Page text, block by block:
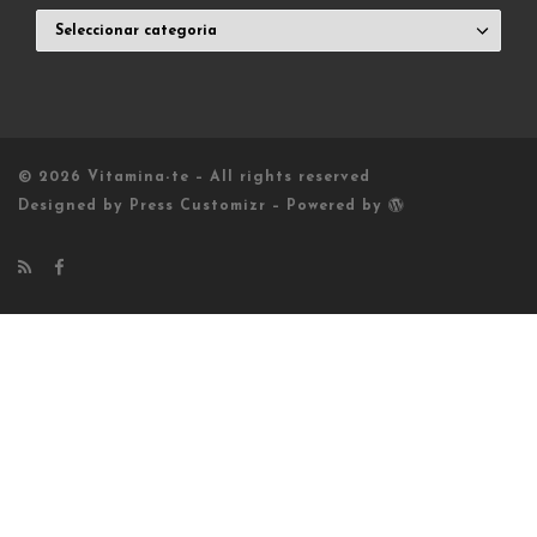
VITAMINADOS
© 2026 Vitamina-te – All rights reserved
Designed by
Press Customizr – Powered by